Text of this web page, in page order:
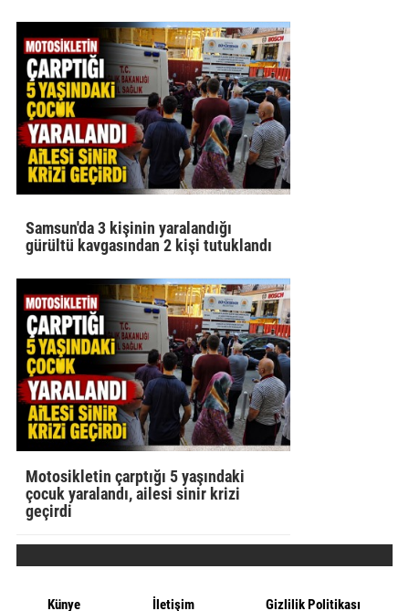
Samsun'da 3 kişinin yaralandığı
gürültü kavgasından 2 kişi tutuklandı
Motosikletin çarptığı 5 yaşındaki
çocuk yaralandı, ailesi sinir krizi
geçirdi
Künye İletişim Gizlilik Politikası